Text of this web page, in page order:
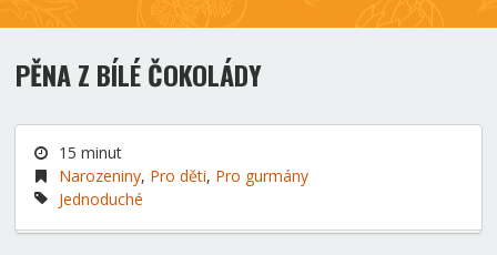
PĚNA Z BÍLÉ ČOKOLÁDY
15 minut
Narozeniny, Pro děti, Pro gurmány
Jednoduché